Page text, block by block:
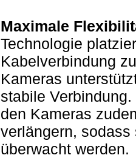
Maximale
Technologie
Kabelverbindung
Kameras
stabile
den Kameras
verlängern,
überwacht werden.